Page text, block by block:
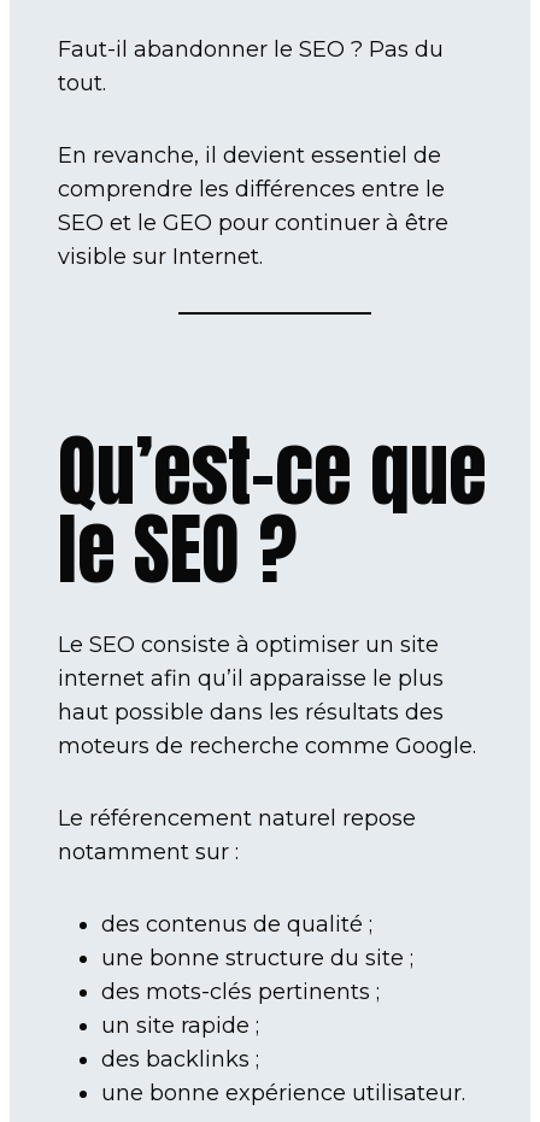
Faut-il abandonner le SEO ? Pas du
tout.
En revanche, il devient essentiel de
comprendre les différences entre le
SEO et le GEO pour continuer à être
visible sur Internet.
Qu’est-ce que
le SEO ?
Le SEO consiste à optimiser un site
internet afin qu’il apparaisse le plus
haut possible dans les résultats des
moteurs de recherche comme Google.
Le référencement naturel repose
notamment sur :
des contenus de qualité ;
une bonne structure du site ;
des mots-clés pertinents ;
un site rapide ;
des backlinks ;
une bonne expérience utilisateur.